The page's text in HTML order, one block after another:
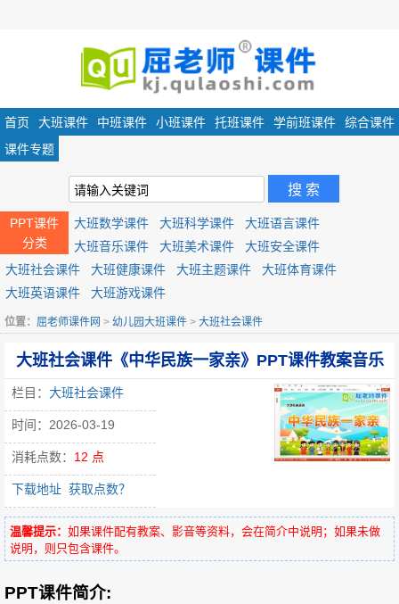
首页 大班课件 中班课件 小班课件 托班课件 学前班课件
综合课件
课件专题
PPT课件
分类
大班数学课件 大班科学课件
大班语言课件
大班音乐课件
大班美术课件
大班安全课件
大班社会课件
大班健康课件 大班主题课件
大班体育课件
大班英语课件
大班游戏课件
位置： 屈老师课件网 > 幼儿园大班课件 > 大班社会课件
大班社会课件《中华民族一家亲》PPT课件教案音乐
栏目： 大班社会课件
时间：2026-03-19
消耗点数： 12 点
下载地址 获取点数？
温馨提示： 如果课件配有教案、影音等资料，会在简介中说明；如果未做
说明，则只包含课件。
PPT课件简介: